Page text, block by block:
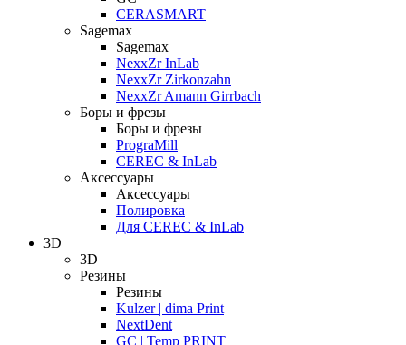
CERASMART
Sagemax
Sagemax
NexxZr InLab
NexxZr Zirkonzahn
NexxZr Amann Girrbach
Боры и фрезы
Боры и фрезы
PrograMill
CEREC & InLab
Аксессуары
Аксессуары
Полировка
Для CEREC & InLab
3D
3D
Резины
Резины
Kulzer | dima Print
NextDent
GC | Temp PRINT